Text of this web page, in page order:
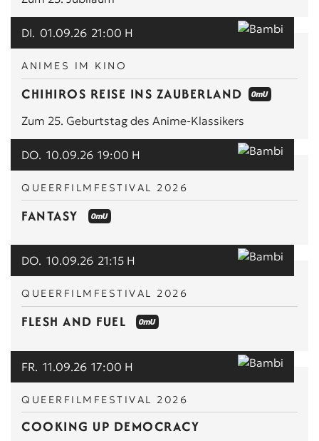
ANIMES IM KINO
CHIHIROS REISE INS ZAUBERLAND
Zum 25. Geburtstag des Anime-Klassikers
DI. 01.09.26 21:00 H
QUEERFILMFESTIVAL 2026
FANTASY
DO. 10.09.26 19:00 H
QUEERFILMFESTIVAL 2026
FLESH AND FUEL
DO. 10.09.26 21:15 H
QUEERFILMFESTIVAL 2026
COOKING UP DEMOCRACY
FR. 11.09.26 17:00 H